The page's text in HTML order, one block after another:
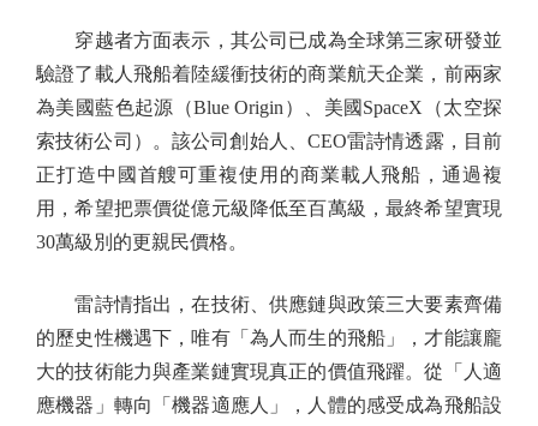
穿越者方面表示，其公司已成為全球第三家研發並
驗證了載人飛船着陸緩衝技術的商業航天企業，前兩家
為美國藍色起源（Blue Origin）、美國SpaceX（太空探
索技術公司）。該公司創始人、CEO雷詩情透露，目前
正打造中國首艘可重複使用的商業載人飛船，通過複
用，希望把票價從億元級降低至百萬級，最終希望實現
30萬級別的更親民價格。
雷詩情指出，在技術、供應鏈與政策三大要素齊備
的歷史性機遇下，唯有「為人而生的飛船」，才能讓龐
大的技術能力與產業鏈實現真正的價值飛躍。從「人適
應機器」轉向「機器適應人」，人體的感受成為飛船設